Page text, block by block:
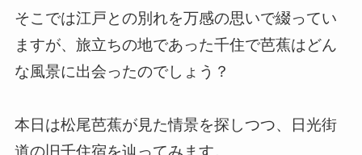
そこでは江戸との別れを万感の思いで綴ってい
ますが、旅立ちの地であった千住で芭蕉はどん
な風景に出会ったのでしょう？
本日は松尾芭蕉が見た情景を探しつつ、日光街